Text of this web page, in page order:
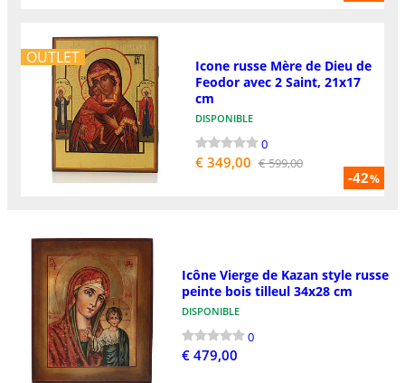
OUTLET
-42%
Icone russe Mère de Dieu de
Feodor avec 2 Saint, 21x17
cm
DISPONIBLE
0
€ 349,00 € 599,00
Icône Vierge de Kazan style russe
peinte bois tilleul 34x28 cm
DISPONIBLE
0
€ 479,00